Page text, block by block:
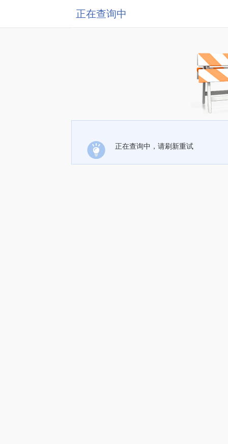
正在查询中
正在查询中，请刷新重试